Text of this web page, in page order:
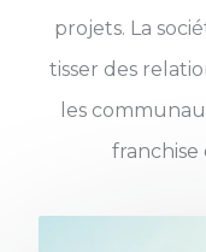
projets. La
tisser des
les
franchise